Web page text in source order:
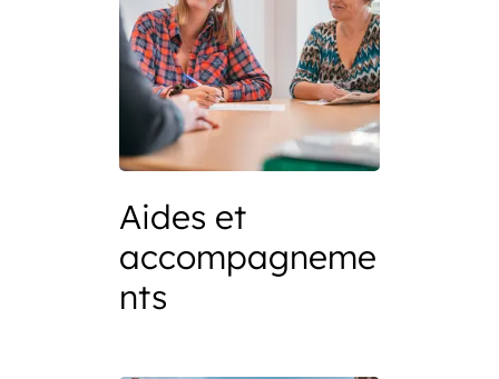
Aides et
accompagneme
nts